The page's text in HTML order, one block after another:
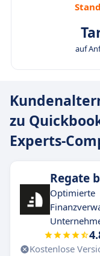
auf
zu
Experts-
Regate
Optimierte
Kostenlose